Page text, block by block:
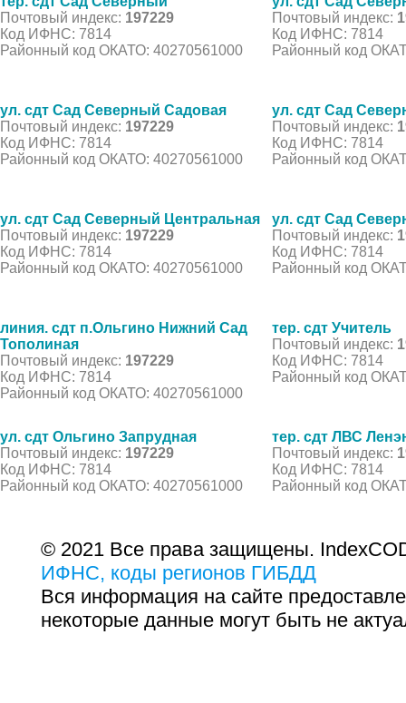
Почтовый индекс: 197229
Код ИФНС: 7814
Районный код ОКАТО: 40270561000
Почтовый индекс:
Код ИФНС: 7814
Районный код
ул. сдт Сад Северный Садовая
Почтовый индекс: 197229
Код ИФНС: 7814
Районный код ОКАТО: 40270561000
ул. сдт Сад
Почтовый индекс:
Код ИФНС: 7814
Районный код
ул. сдт Сад Северный Центральная
Почтовый индекс: 197229
Код ИФНС: 7814
Районный код ОКАТО: 40270561000
ул. сдт Сад
Почтовый индекс:
Код ИФНС: 7814
Районный код
линия. сдт п.Ольгино Нижний Сад
Тополиная
Почтовый индекс: 197229
Код ИФНС: 7814
Районный код ОКАТО: 40270561000
тер. сдт Учитель
Почтовый индекс:
Код ИФНС: 7814
Районный код
ул. сдт Ольгино Запрудная
Почтовый индекс: 197229
Код ИФНС: 7814
Районный код ОКАТО: 40270561000
тер. сдт ЛВС
Почтовый индекс:
Код ИФНС: 7814
Районный код
© 2021 Все права защищены.
ИФНС, коды регионов ГИБДД
Вся информация на сайте
некоторые данные могут быть не